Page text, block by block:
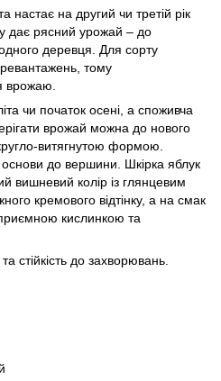
на другий чи третій рік
дає рясний урожай – до
деревця. Для сорту
тому
врожаю.
чи початок осені, а споживча
врожай можна до нового
витягнутою формою.
до вершини. Шкірка яблук
вишневий колір із глянцевим
кремового відтінку, а на смак
приємною кислинкою та
стійкість до захворювань.